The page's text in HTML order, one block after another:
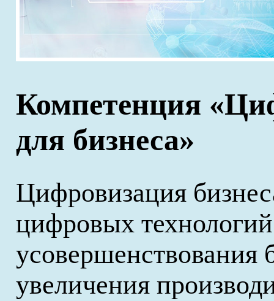
Компетенция
для бизнеса»
Цифровизация
цифровых
усовершенствования
увеличения